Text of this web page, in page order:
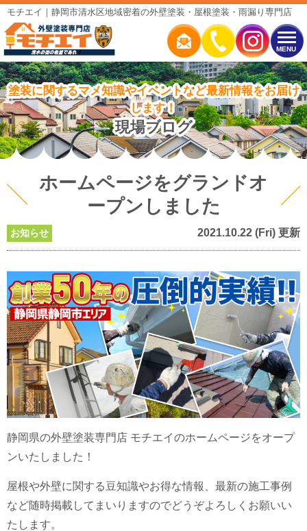
MENU
モチエイ｜静岡市清水区地域密着の外壁塗装・屋根塗装・雨漏り専門店
塗装に関するマメ知識やイベントなど最新情報をお届け
します！
現場ブログ
ホームページをグランドオ
ープンしました
お知らせ 2021.10.22 (Fri) 更新
静岡県の外壁塗装専門店 モチエイのホームページをオープ
ンいたしました！
屋根や外壁に関する豆知識やお得な情報、最新の施工事例
など随時掲載してまいりますのでどうぞよろしくお願いい
たします。